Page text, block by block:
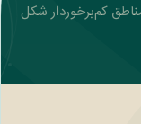
کم‌برخوردار شکل